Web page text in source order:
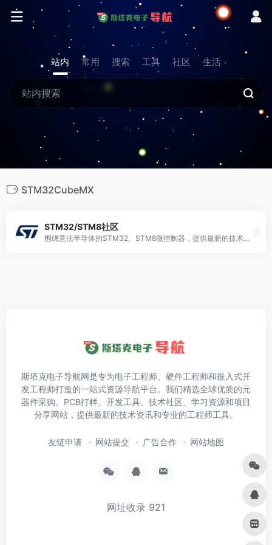
站内 常用 搜索 工具 社区 生活
STM32CubeMX
STM32/STM8社区
围绕意法半导体的STM32、STM8微控制器，提供最新的技术资料、极具人气的技术交流论坛。数据手册、应用笔记、中文培训教程等海量资料下载，热门开发板活动，技术问题讨论请来这里。
斯塔克电子导航网是专为电子工程师、硬件工程师和嵌入式开
发工程师打造的一站式资源导航平台。我们精选全球优质的元
器件采购、PCB打样、开发工具、技术社区、学习资源和项目
分享网站，提供最新的技术资讯和专业的工程师工具。
友链申请 网站提交 广告合作 网站地图
网址收录 921